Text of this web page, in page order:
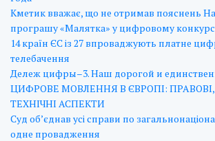
Кметик вважає, що не отримав пояснень
програшу «Малятка» у цифровому
14 країн ЄС із 27 впроваджують платне
телебачення
Дележ цифры–3. Наш дорогой и
ЦИФРОВЕ МОВЛЕННЯ В ЄВРОПІ: ПРАВОВІ,
ТЕХНІЧНІ АСПЕКТИ
Суд об’єднав усі справи по
одне провадження